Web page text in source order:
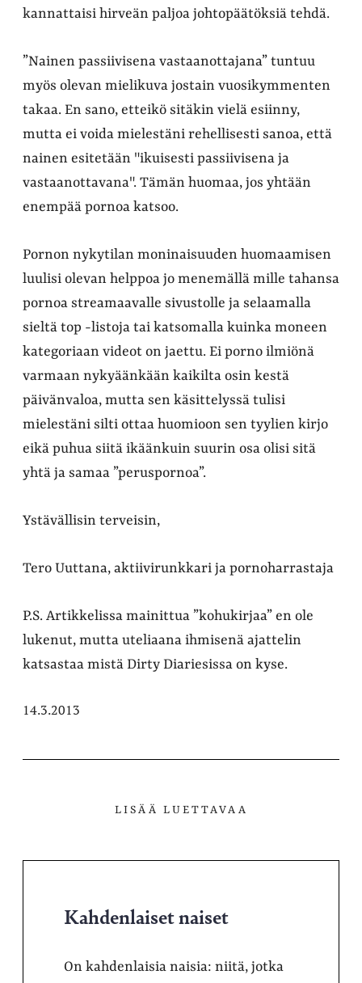
kannattaisi hirveän paljoa johtopäätöksiä tehdä.
”Nainen passiivisena vastaanottajana” tuntuu
myös olevan mielikuva jostain vuosikymmenten
takaa. En sano, etteikö sitäkin vielä esiinny,
mutta ei voida mielestäni rehellisesti sanoa, että
nainen esitetään "ikuisesti passiivisena ja
vastaanottavana". Tämän huomaa, jos yhtään
enempää pornoa katsoo.
Pornon nykytilan moninaisuuden huomaamisen
luulisi olevan helppoa jo menemällä mille tahansa
pornoa streamaavalle sivustolle ja selaamalla
sieltä top -listoja tai katsomalla kuinka moneen
kategoriaan videot on jaettu. Ei porno ilmiönä
varmaan nykyäänkään kaikilta osin kestä
päivänvaloa, mutta sen käsittelyssä tulisi
mielestäni silti ottaa huomioon sen tyylien kirjo
eikä puhua siitä ikäänkuin suurin osa olisi sitä
yhtä ja samaa ”peruspornoa”.
Ystävällisin terveisin,
Tero Uuttana, aktiivirunkkari ja pornoharrastaja
P.S. Artikkelissa mainittua ”kohukirjaa” en ole
lukenut, mutta uteliaana ihmisenä ajattelin
katsastaa mistä Dirty Diariesissa on kyse.
14.3.2013
LISÄÄ LUETTAVAA
Kahdenlaiset naiset
On kahdenlaisia naisia: niitä, jotka